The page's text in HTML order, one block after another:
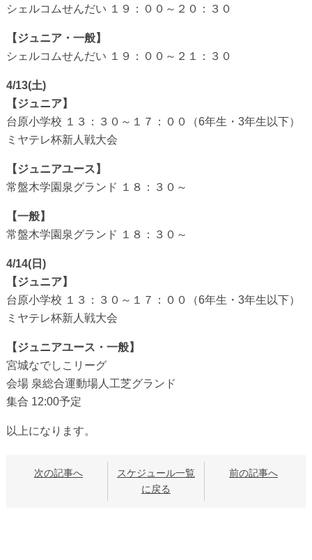
シェルコムせんだい １９：００～２０：３０
【ジュニア・一般】
シェルコムせんだい １９：００～２１：３０
4/13(土)
【ジュニア】
台原小学校 １３：３０～１７：００（6年生・3年生以下）
ミヤテレ杯新人戦大会
【ジュニアユース】
常盤木学園泉グランド １８：３０～
【一般】
常盤木学園泉グランド １８：３０～
4/14(日)
【ジュニア】
台原小学校 １３：３０～１７：００（6年生・3年生以下）
ミヤテレ杯新人戦大会
【ジュニアユース・一般】
宮城なでしこリーグ
会場 泉総合運動場人工芝グランド
集合 12:00予定
以上になります。
次の記事へ
スケジュール一覧
に戻る
前の記事へ